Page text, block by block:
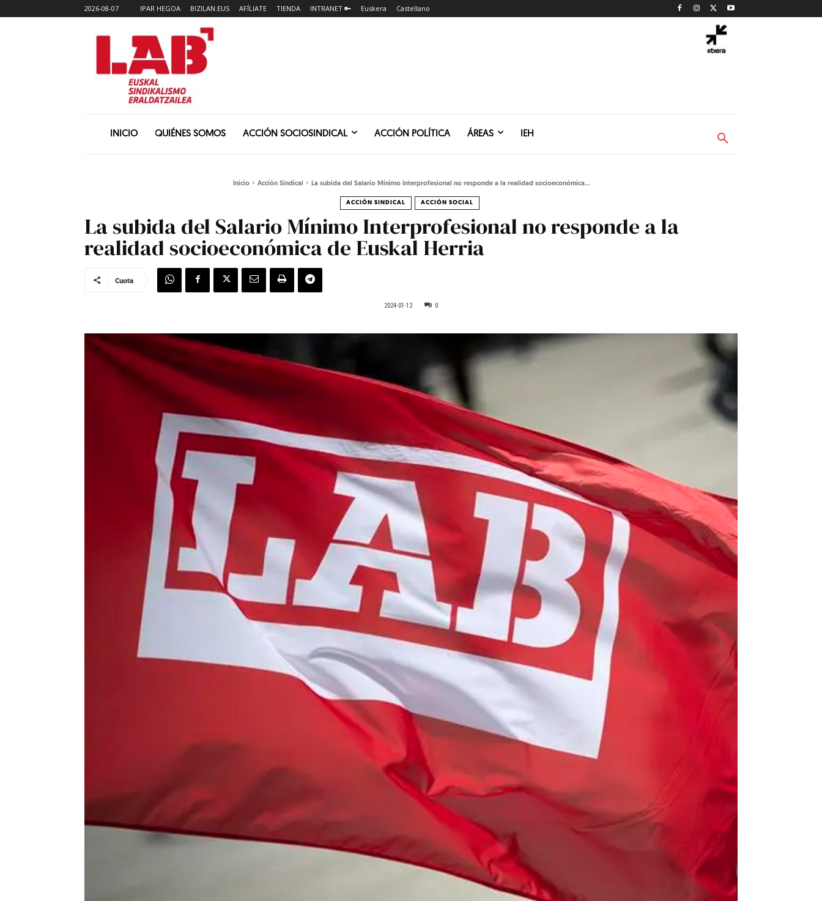
2026-08-07 IPAR HEGOA BIZILAN.EUS AFÍLIATE TIENDA INTRANET 🔑 Euskera Castellano
INICIO QUIÉNES SOMOS ACCIÓN SOCIOSINDICAL ACCIÓN POLÍTICA ÁREAS IEH
Inicio Acción Sindical La subida del Salario Mínimo Interprofesional no responde a la realidad socioeconómica...
ACCIÓN SINDICAL ACCIÓN SOCIAL
La subida del Salario Mínimo Interprofesional no responde a la
realidad socioeconómica de Euskal Herria
Cuota
2024-01-12 0